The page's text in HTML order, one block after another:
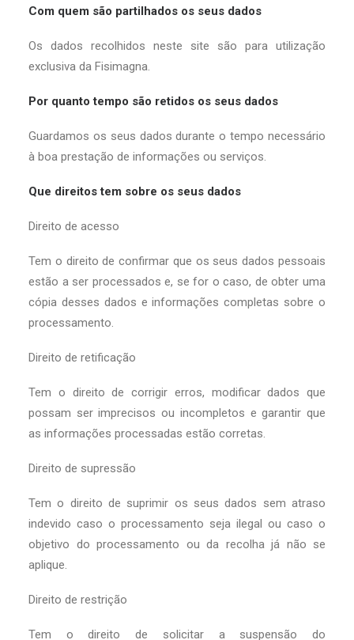
Com quem são partilhados os seus dados
Os dados recolhidos neste site são para utilização
exclusiva da Fisimagna.
Por quanto tempo são retidos os seus dados
Guardamos os seus dados durante o tempo necessário
à boa prestação de informações ou serviços.
Que direitos tem sobre os seus dados
Direito de acesso
Tem o direito de confirmar que os seus dados pessoais
estão a ser processados e, se for o caso, de obter uma
cópia desses dados e informações completas sobre o
processamento.
Direito de retificação
Tem o direito de corrigir erros, modificar dados que
possam ser imprecisos ou incompletos e garantir que
as informações processadas estão corretas.
Direito de supressão
Tem o direito de suprimir os seus dados sem atraso
indevido caso o processamento seja ilegal ou caso o
objetivo do processamento ou da recolha já não se
aplique.
Direito de restrição
Tem o direito de solicitar a suspensão do